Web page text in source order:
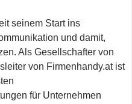
seinem Start ins
und damit,
Als Gesellschafter von
von Firmenhandy.at ist
für Unternehmen